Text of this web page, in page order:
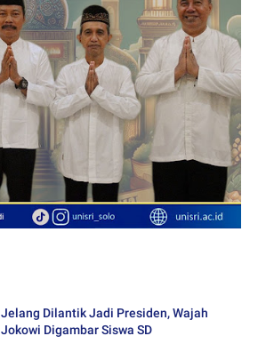
Jelang Dilantik Jadi Presiden, Wajah
Jokowi Digambar Siswa SD